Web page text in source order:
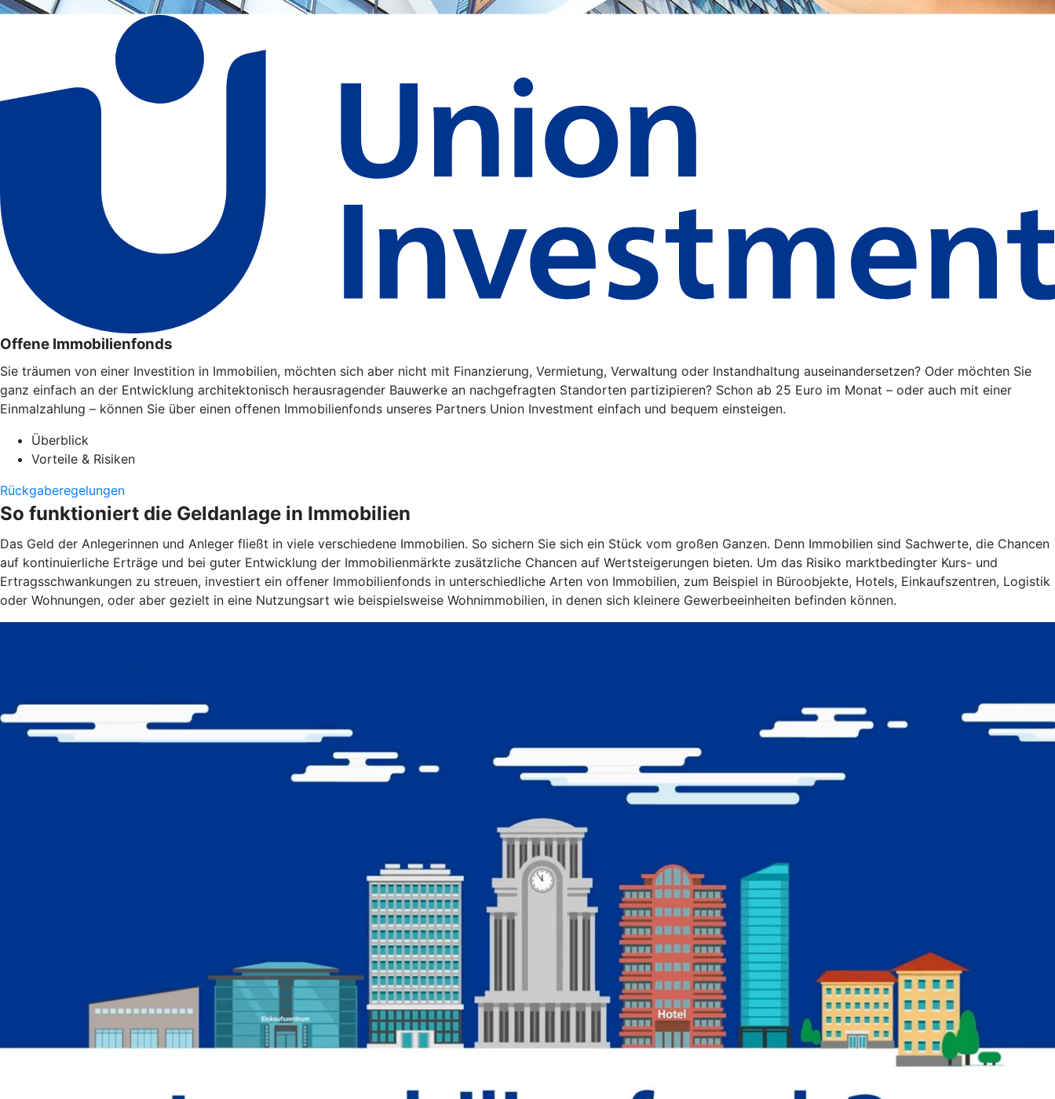
Offene Immobilienfonds
Sie träumen von einer Investition in Immobilien, möchten sich aber nicht mit Finanzierung, Vermietung, Verwaltung oder Instandhaltung auseinandersetzen? Oder möchten Sie
ganz einfach an der Entwicklung architektonisch herausragender Bauwerke an nachgefragten Standorten partizipieren? Schon ab 25 Euro im Monat – oder auch mit einer
Einmalzahlung – können Sie über einen offenen Immobilienfonds unseres Partners Union Investment einfach und bequem einsteigen.
Überblick
Vorteile & Risiken
Rückgaberegelungen
So funktioniert die Geldanlage in Immobilien
Das Geld der Anlegerinnen und Anleger fließt in viele verschiedene Immobilien. So sichern Sie sich ein Stück vom großen Ganzen. Denn Immobilien sind Sachwerte, die Chancen
auf kontinuierliche Erträge und bei guter Entwicklung der Immobilienmärkte zusätzliche Chancen auf Wertsteigerungen bieten. Um das Risiko marktbedingter Kurs- und
Ertragsschwankungen zu streuen, investiert ein offener Immobilienfonds in unterschiedliche Arten von Immobilien, zum Beispiel in Büroobjekte, Hotels, Einkaufszentren, Logistik
oder Wohnungen, oder aber gezielt in eine Nutzungsart wie beispielsweise Wohnimmobilien, in denen sich kleinere Gewerbeeinheiten befinden können.